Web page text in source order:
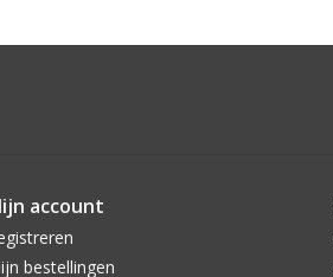
account
bestellingen